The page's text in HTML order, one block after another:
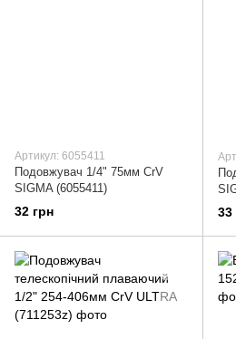
Артикул: 6055411
Подовжувач 1/4" 75мм CrV
SIGMA (6055411)
32 грн 33